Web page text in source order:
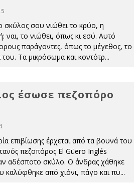
σκύλος σου νιώθει το κρύο, η
ναι, το νιώθει, όπως κι εσύ. Αυτό
παράγοντες, όπως το μέγεθος, το
του. Τα μικρόσωμα και κοντότρ...
έσωσε πεζοπόρο
επιβίωσης έρχεται από τα βουνά του
πεζοπόρος El Güero Inglés
αδέσποτο σκύλο. Ο άνδρας χάθηκε
καλύφθηκε από χιόνι, πάγο και πυ...